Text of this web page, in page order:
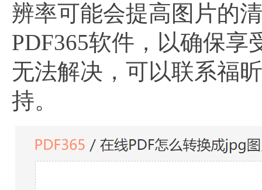
辨率可能会提高图片的
PDF365软件，以确保
无法解决，可以联系福
持。